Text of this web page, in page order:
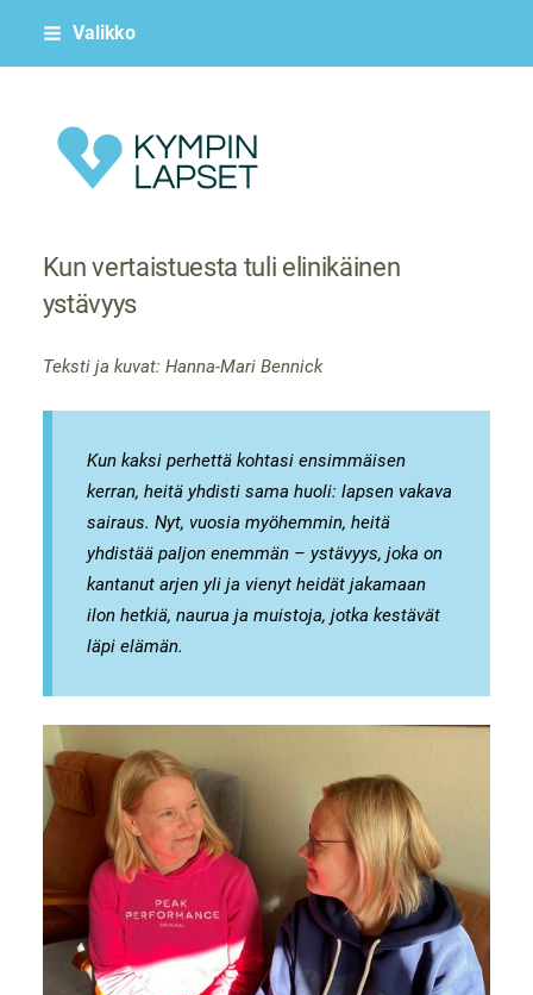
Siirry
Valikko
Kympin Lapset ry
Kun vertaistuesta tuli elinikäinen
ystävyys
Teksti ja kuvat: Hanna-Mari Bennick
Kun kaksi perhettä kohtasi ensimmäisen
kerran, heitä yhdisti sama huoli: lapsen vakava
sairaus. Nyt, vuosia myöhemmin, heitä
yhdistää paljon enemmän – ystävyys, joka on
kantanut arjen yli ja vienyt heidät jakamaan
ilon hetkiä, naurua ja muistoja, jotka kestävät
läpi elämän.